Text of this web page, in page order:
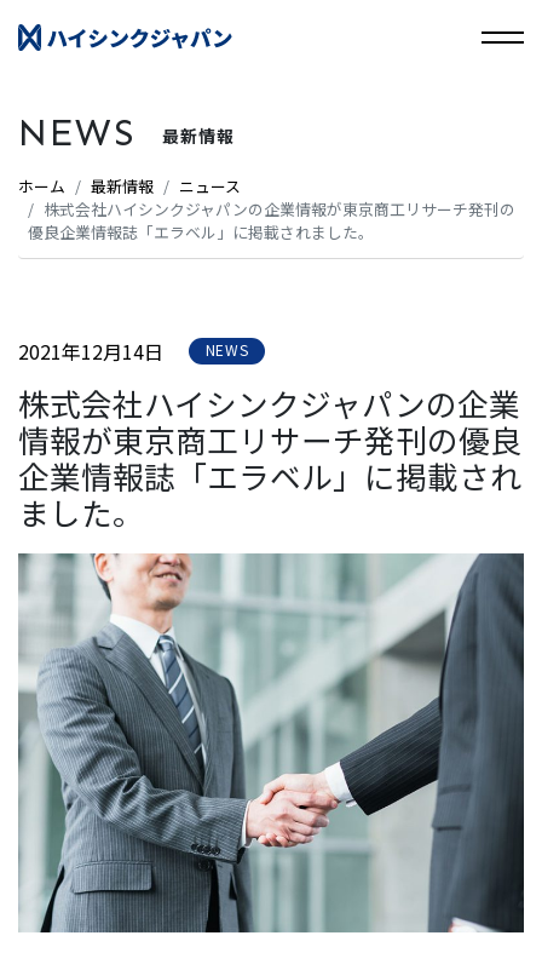
NEWS 最新情報
ホーム 最新情報
ニュース
株式会社ハイシンクジャパンの企業情報が東京商工リサーチ発刊の
優良企業情報誌「エラベル」に掲載されました。
2021年12月14日 NEWS
株式会社ハイシンクジャパンの企業
情報が東京商工リサーチ発刊の優良
企業情報誌「エラベル」に掲載され
ました。